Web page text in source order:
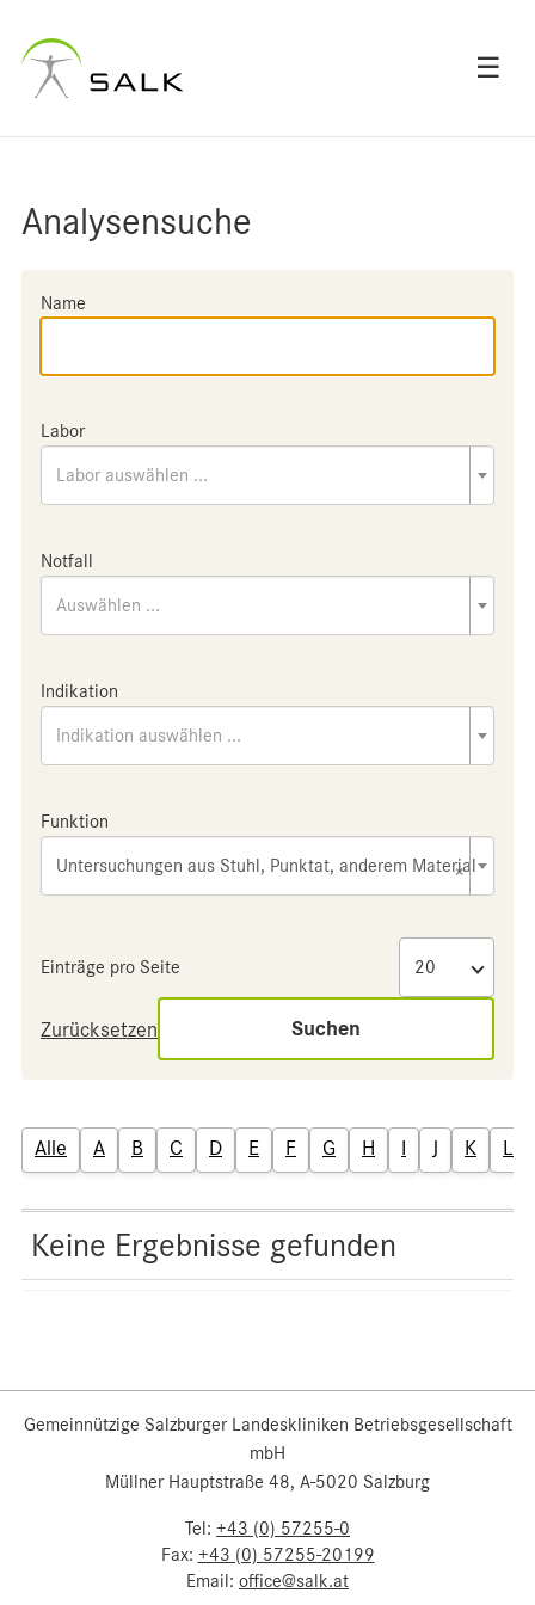
☰
Analysensuche
Name
Labor
Labor auswählen ...
Notfall
Auswählen ...
Indikation
Indikation auswählen ...
Funktion
×
Untersuchungen aus Stuhl, Punktat, anderem Material
Einträge pro Seite
Zurücksetzen Suchen
Alle A B C D E F G H I J K L
Keine Ergebnisse gefunden
Gemeinnützige Salzburger Landeskliniken Betriebsgesellschaft
mbH
Müllner Hauptstraße 48, A-5020 Salzburg
Tel: +43 (0) 57255-0
Fax: +43 (0) 57255-20199
Email: office@salk.at